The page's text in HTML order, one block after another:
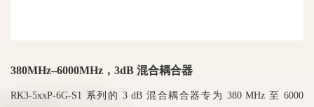
380MHz–6000MHz，3dB 混合耦合器
RK3-5xxP-6G-S1 系列的 3 dB 混合耦合器专为 380 MHz 至 6000